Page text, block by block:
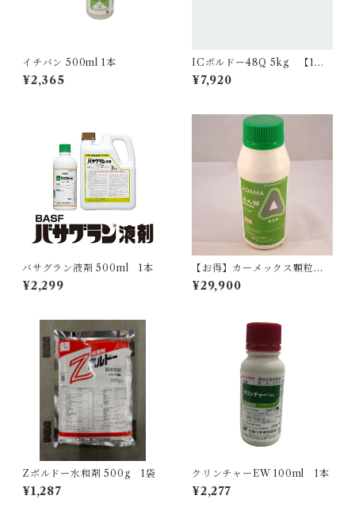
イチバン 500ml 1本
¥2,365
ICボルドー48Q 5kg 【1
箱】4袋入
¥7,920
バサグラン液剤 500ml 1本
¥2,299
【お得】カーメックス顆粒水
和剤 300g 10本
¥29,900
Zボルドー水和剤 500g 1袋
¥1,287
クリンチャーEW 100ml 1本
¥2,277